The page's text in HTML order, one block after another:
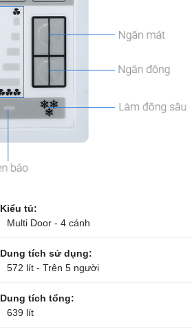
Kiểu tủ:
Multi Door - 4 cánh
Dung tích sử dụng:
572 lít - Trên 5 người
Dung tích tổng:
639 lít